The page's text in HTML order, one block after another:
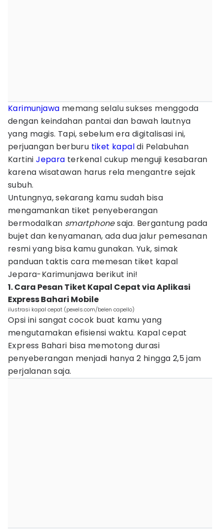
Karimunjawa memang selalu sukses menggoda
dengan keindahan pantai dan bawah lautnya
yang magis. Tapi, sebelum era digitalisasi ini,
perjuangan berburu tiket kapaldi Pelabuhan
KartiniJepara terkenal cukup menguji kesabaran
karena wisatawan harus rela mengantre sejak
subuh.
Untungnya, sekarang kamu sudah bisa
mengamankan tiket penyeberangan
bermodalkan smartphonesaja. Bergantung pada
bujet dan kenyamanan, ada dua jalur pemesanan
resmi yang bisa kamu gunakan. Yuk, simak
panduan taktis cara memesan tiket kapal
Jepara-Karimunjawa berikut ini!
1. Cara Pesan Tiket Kapal Cepat via Aplikasi
Express Bahari Mobile
ilustrasi kapal cepat (pexels.com/belen capello)
Opsi ini sangat cocok buat kamu yang
mengutamakan efisiensi waktu. Kapal cepat
Express Bahari bisa memotong durasi
penyeberangan menjadi hanya 2 hingga 2,5 jam
perjalanan saja.